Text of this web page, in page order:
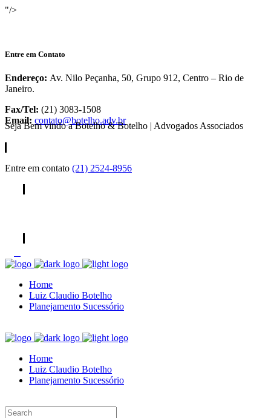
"/>
Entre em Contato
Endereço: Av. Nilo Peçanha, 50, Grupo 912, Centro – Rio de
Janeiro.
Fax/Tel: (21) 3083-1508
Email: contato@botelho.adv.br
Seja Bem vindo a Botelho & Botelho | Advogados Associados
Entre em contato (21) 2524-8956
Home
Luiz Claudio Botelho
Planejamento Sucessório
Home
Luiz Claudio Botelho
Planejamento Sucessório